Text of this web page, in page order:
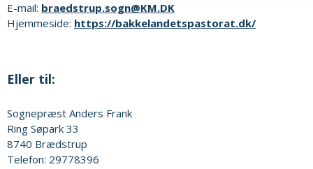
E-mail: braedstrup.sogn@KM.DK
Hjemmeside: https://bakkelandetspastorat.dk/
Eller til:
Sognepræst Anders Frank
Ring Søpark 33
8740 Brædstrup
Telefon: 29778396